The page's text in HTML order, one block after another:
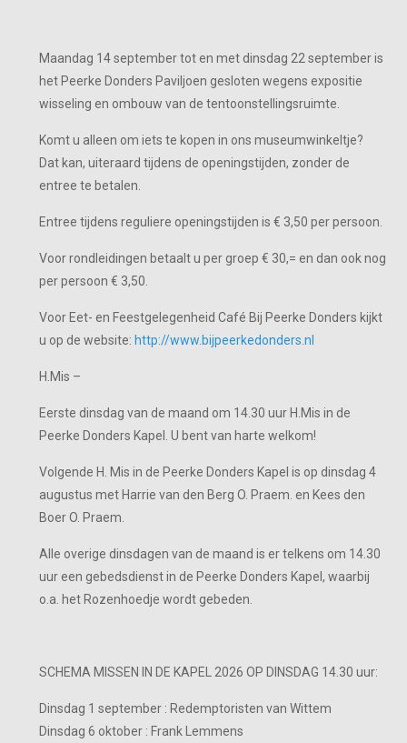
Maandag 14 september tot en met dinsdag 22 september is
het Peerke Donders Paviljoen gesloten wegens expositie
wisseling en ombouw van de tentoonstellingsruimte.
Komt u alleen om iets te kopen in ons museumwinkeltje?
Dat kan, uiteraard tijdens de openingstijden, zonder de
entree te betalen.
Entree tijdens reguliere openingstijden is € 3,50 per persoon.
Voor rondleidingen betaalt u per groep € 30,= en dan ook nog
per persoon € 3,50.
Voor Eet- en Feestgelegenheid Café Bij Peerke Donders kijkt
u op de website: http://www.bijpeerkedonders.nl
H.Mis –
Eerste dinsdag van de maand om 14.30 uur H.Mis in de
Peerke Donders Kapel. U bent van harte welkom!
Volgende H. Mis in de Peerke Donders Kapel is op dinsdag 4
augustus met Harrie van den Berg O. Praem. en Kees den
Boer O. Praem.
Alle overige dinsdagen van de maand is er telkens om 14.30
uur een gebedsdienst in de Peerke Donders Kapel, waarbij
o.a. het Rozenhoedje wordt gebeden.
SCHEMA MISSEN IN DE KAPEL 2026 OP DINSDAG 14.30 uur:
Dinsdag 1 september : Redemptoristen van Wittem
Dinsdag 6 oktober : Frank Lemmens